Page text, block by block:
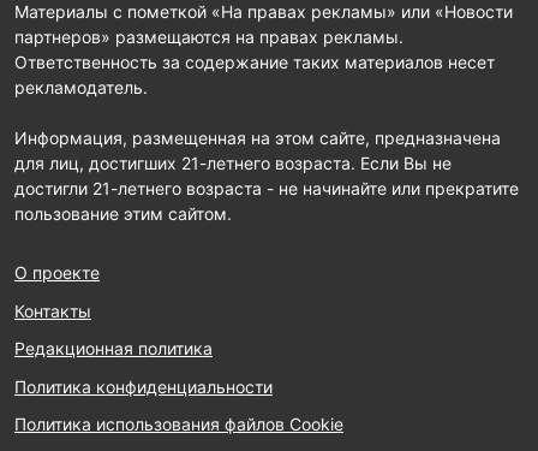
Материалы с пометкой «На правах рекламы» или «Новости
партнеров» размещаются на правах рекламы.
Ответственность за содержание таких материалов несет
рекламодатель.
Информация, размещенная на этом сайте, предназначена
для лиц, достигших 21-летнего возраста. Если Вы не
достигли 21-летнего возраста - не начинайте или прекратите
пользование этим сайтом.
О проекте
Контакты
Редакционная политика
Политика конфиденциальности
Политика использования файлов Cookie